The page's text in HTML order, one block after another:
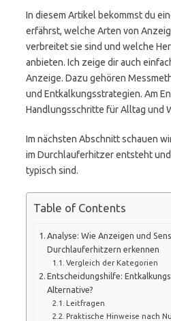
In diesem Artikel bekommst du
erfährst, welche Arten von
verbreitet sie sind und welche
anbieten. Ich zeige dir auch
Anzeige. Dazu gehören
und Entkalkungsstrategien. Am
Handlungsschritte für Alltag und
Im nächsten Abschnitt schauen
im Durchlauferhitzer entsteht
typisch sind.
Table of Contents
Analyse: Wie Anzeigen und
Durchlauferhitzern erkennen
Vergleich der Kategorien
Entscheidungshilfe:
Alternative?
Leitfragen
Praktische Hinweise nach